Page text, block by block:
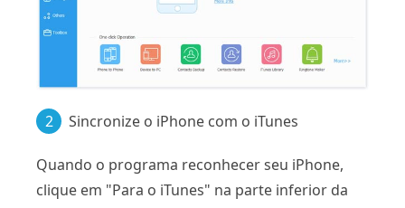
2 Sincronize o iPhone com o iTunes
Quando o programa reconhecer seu iPhone,
clique em "Para o iTunes" na parte inferior da